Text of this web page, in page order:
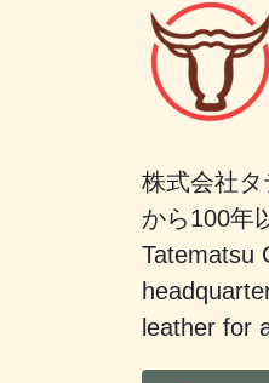
株式会社
から100年
Tatematsu
leather for